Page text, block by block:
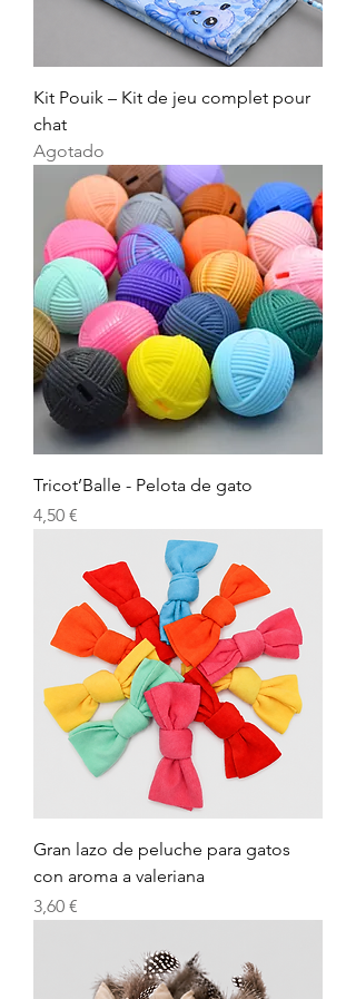
Kit Pouik – Kit de jeu complet pour
chat
Agotado
Tricot’Balle - Pelota de gato
Precio
4,50 €
Gran lazo de peluche para gatos
con aroma a valeriana
Precio
3,60 €